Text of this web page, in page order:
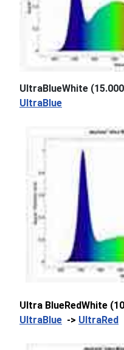
UltraBlueWhite
UltraBlue
Ultra BlueRedWhite
UltraBlue -> UltraRed